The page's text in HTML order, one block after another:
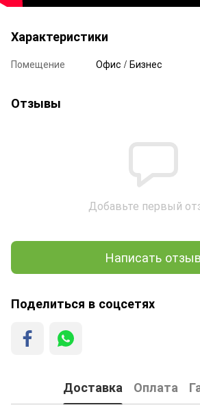
Характеристики
Помещение Офис / Бизнес
Отзывы
Добавьте первый
Написать отзыв
Поделиться в соцсетях
Доставка Оплата